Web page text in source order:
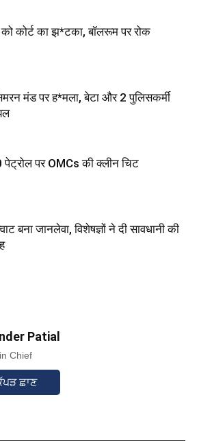
कोर्ट का झ*टका, बॉलरूम पर रोक
मंड पर ह*मला, बेटा और 2 पुलिसकर्मी
पेट्रोल पर OMCs की क्लीन चिट
बना जानलेवा, विशेषज्ञों ने दी सावधानी की
Patial
Chief
ਛਾਣ